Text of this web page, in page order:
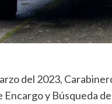
del 2023,
Encargo y Búsqueda